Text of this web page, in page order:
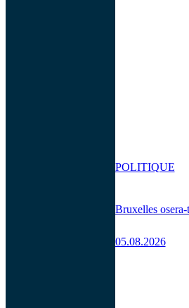
Bruxelles
05.08.2026
POLITIQUE